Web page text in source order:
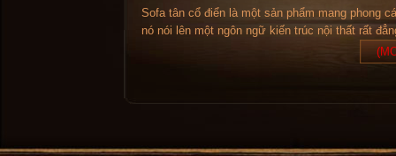
Sofa tân cổ điển là một sản phẩm mang phong
nó nói lên một ngôn ngữ kiến trúc nội thất rất